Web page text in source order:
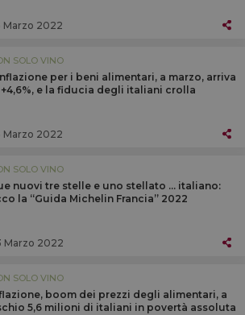
Marzo 2022
SOLO VINO
per i beni alimentari, a marzo, arriva
+4,6%, e la fiducia degli italiani crolla
Marzo 2022
SOLO VINO
nuovi tre stelle e uno stellato ... italiano:
la “Guida Michelin Francia” 2022
Marzo 2022
SOLO VINO
boom dei prezzi degli alimentari, a
5,6 milioni di italiani in povertà assoluta